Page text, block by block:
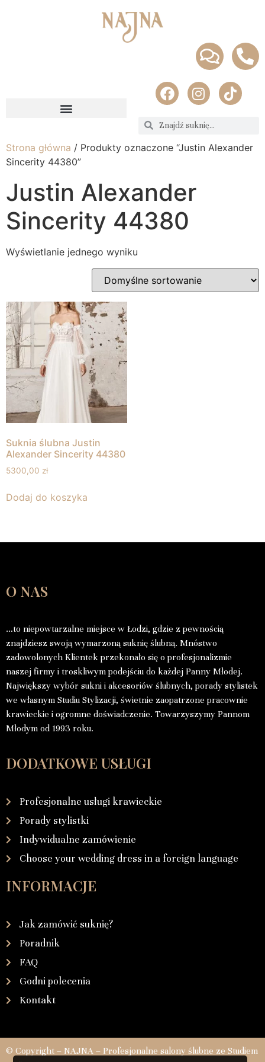
Strona główna / Produkty oznaczone “Justin Alexander
Sincerity 44380”
Justin Alexander
Sincerity 44380
Wyświetlanie jednego wyniku
Suknia ślubna Justin
Alexander Sincerity 44380
5300,00 zł
Dodaj do koszyka
O NAS
…to niepowtarzalne miejsce w Łodzi, gdzie z pewnością
znajdziesz swoją wymarzoną suknię ślubną. Mnóstwo
zadowolonych Klientek przekonało się o profesjonalizmie
naszej firmy i troskliwym podejściu do każdej Panny Młodej.
Największy wybór sukni i akcesoriów ślubnych, porady stylistek
we własnym Studiu Stylizacji, świetnie zaopatrzone pracownie
krawieckie i ogromne doświadczenie. Towarzyszymy Pannom
Młodym od 1993 roku.
DODATKOWE USŁUGI
Profesjonalne usługi krawieckie
Porady stylistki
Indywidualne zamówienie
Choose your wedding dress in a foreign language
INFORMACJE
Jak zamówić suknię?
Poradnik
FAQ
Godni polecenia
Kontakt
© Copyright – NAJNA – Profesjonalne salony ślubne ze Studiem